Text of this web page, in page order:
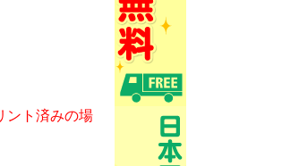
ント済みの場